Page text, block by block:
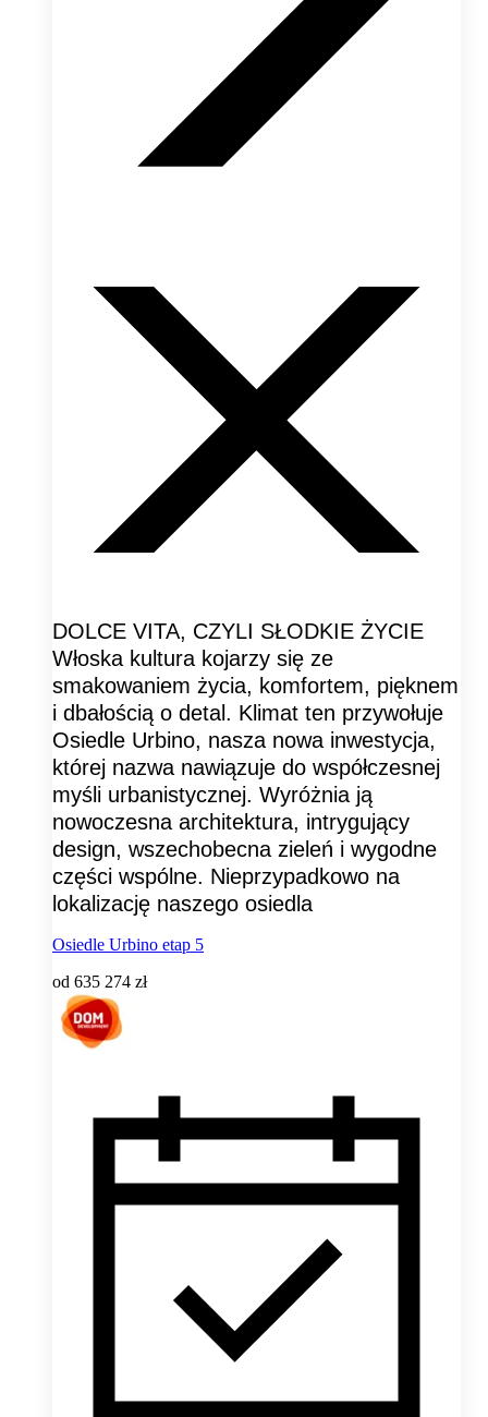
DOLCE VITA, CZYLI SŁODKIE ŻYCIE
Włoska kultura kojarzy się ze
smakowaniem życia, komfortem, pięknem
i dbałością o detal. Klimat ten przywołuje
Osiedle Urbino, nasza nowa inwestycja,
której nazwa nawiązuje do współczesnej
myśli urbanistycznej. Wyróżnia ją
nowoczesna architektura, intrygujący
design, wszechobecna zieleń i wygodne
części wspólne. Nieprzypadkowo na
lokalizację naszego osiedla
Osiedle Urbino etap 5
od 635 274 zł